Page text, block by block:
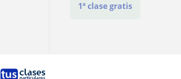
1ª clase gratis